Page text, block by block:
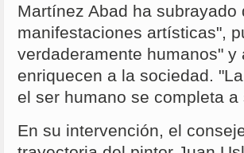
Martínez Abad ha
manifestaciones artísticas",
verdaderamente humanos"
enriquecen a la sociedad.
el ser humano se completa
En su intervención, el